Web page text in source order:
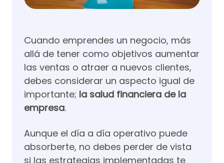
Cuando emprendes un negocio, más
allá de tener como objetivos aumentar
las ventas o atraer a nuevos clientes,
debes considerar un aspecto igual de
importante; la salud financiera de la
empresa.
Aunque el día a día operativo puede
absorberte, no debes perder de vista
si las estrategias implementadas te